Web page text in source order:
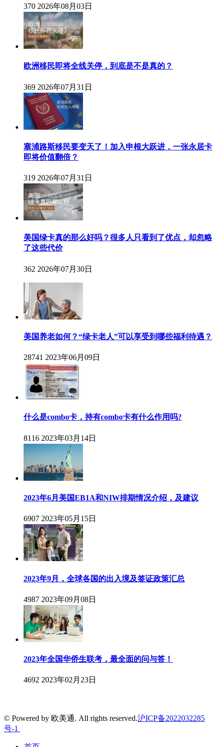
370 2026年08月03日
欧洲移民即将全线关停，到底是不是真的？
369 2026年07月31日
塞浦路斯移民要变天了！加入申根大跃进，一张永居卡
即将价值翻倍？
319 2026年07月31日
美国绿卡真的那么好吗？很多人只看到了优点，却忽略
了这些代价
362 2026年07月30日
美国养老如何？“绿卡老人”可以享受到哪些福利待遇？
28741 2023年06月09日
什么是combo卡，持有combo卡有什么作用吗?
8116 2023年03月14日
2023年6月美国EB1A和NIW排期情况介绍，及建议
6907 2023年05月15日
2023年9月，全球各国的出入境及签证政策汇总
4987 2023年09月08日
2023年全国华侨生联考，最全面的问与答！
4692 2023年02月23日
© Powered by 欧美通. All rights reserved.沪ICP备2022032285
号-1